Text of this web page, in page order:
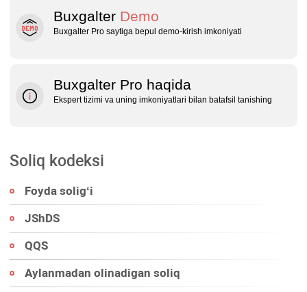
Buxgalter Demo
Buxgalter Pro saytiga bepul demo‑kirish imkoniyati
Buxgalter Pro haqida
Ekspert tizimi va uning imkoniyatlari bilan batafsil tanishing
Soliq kodeksi
Foyda soligʻi
JShDS
QQS
Aylanmadan olinadigan soliq